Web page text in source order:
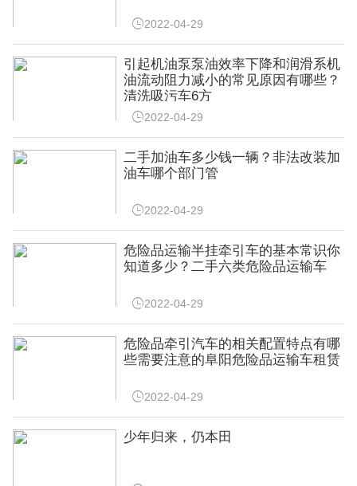
2022-04-29
引起机油泵泵油效率下降和润滑系机
油流动阻力减小的常见原因有哪些？
清洗吸污车6方
2022-04-29
二手加油车多少钱一辆？非法改装加
油车哪个部门管
2022-04-29
危险品运输半挂牵引车的基本常识你
知道多少？二手六类危险品运输车
2022-04-29
危险品牵引汽车的相关配置特点有哪
些需要注意的阜阳危险品运输车租赁
2022-04-29
少年归来，仍本田